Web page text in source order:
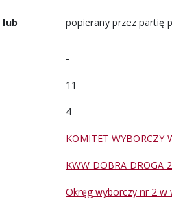
popierany przez partię
-
11
4
KOMITET WYBORCZY
KWW DOBRA DROGA
Okręg wyborczy nr 2 w